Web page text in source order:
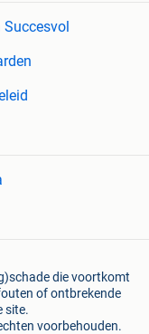
Succesvol
die voortkomt
of ontbrekende
site.
voorbehouden.